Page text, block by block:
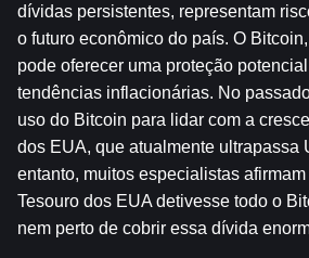
dívidas persistentes, representam
o futuro econômico do país. O
pode oferecer uma proteção
tendências inflacionárias. No
uso do Bitcoin para lidar com a
dos EUA, que atualmente ultrapassa
entanto, muitos especialistas
Tesouro dos EUA detivesse todo o
nem perto de cobrir essa dívida